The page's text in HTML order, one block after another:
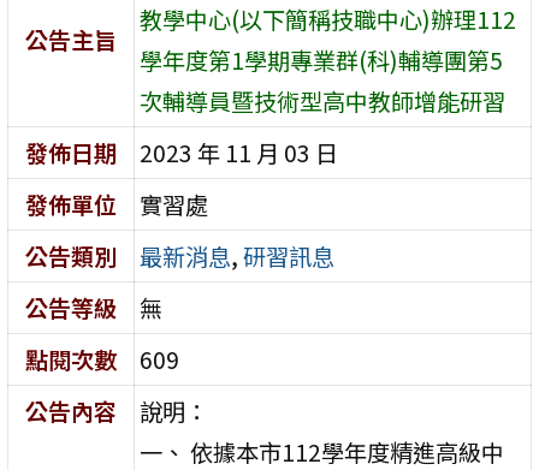
公告主旨
教學中心(以下簡稱技職中心)辦理112
學年度第1學期專業群(科)輔導團第5
次輔導員暨技術型高中教師增能研習
發佈日期
2023 年 11 月 03 日
發佈單位
實習處
公告類別
最新消息,研習訊息
公告等級
無
點閱次數
609
公告內容
說明：
一、 依據本市112學年度精進高級中